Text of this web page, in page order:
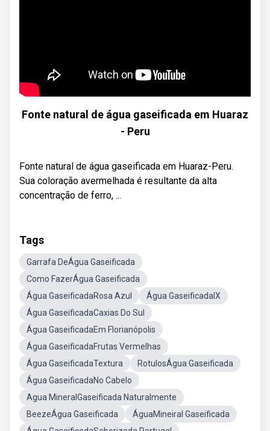
Fonte natural de água gaseificada em Huaraz
- Peru
Fonte natural de água gaseificada em Huaraz-Peru.
Sua coloração avermelhada é resultante da alta
concentração de ferro, ...
Tags
Garrafa DeÁgua Gaseificada
Como FazerÁgua Gaseificada
Água GaseificadaRosa Azul
Água GaseificadaIX
Água GaseificadaCaxias Do Sul
Água GaseificadaEm Florianópolis
Água GaseificadaFrutas Vermelhas
Água GaseificadaTextura
RotulosÁgua Gaseificada
Água GaseificadaNo Cabelo
Agua MineralGaseificada Naturalmente
BeezeÁgua Gaseificada
ÁguaMineiral Gaseificada